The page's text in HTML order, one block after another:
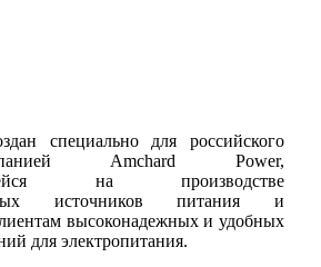
специально для российского
Amchard Power,
на производстве
источников питания и
высоконадежных и удобных
для электропитания.